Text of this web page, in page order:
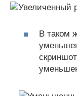
В таком